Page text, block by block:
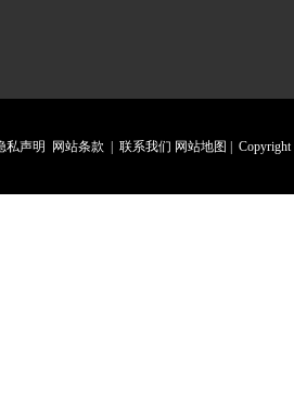
私声明 网站条款 联系我们 网站地图 |